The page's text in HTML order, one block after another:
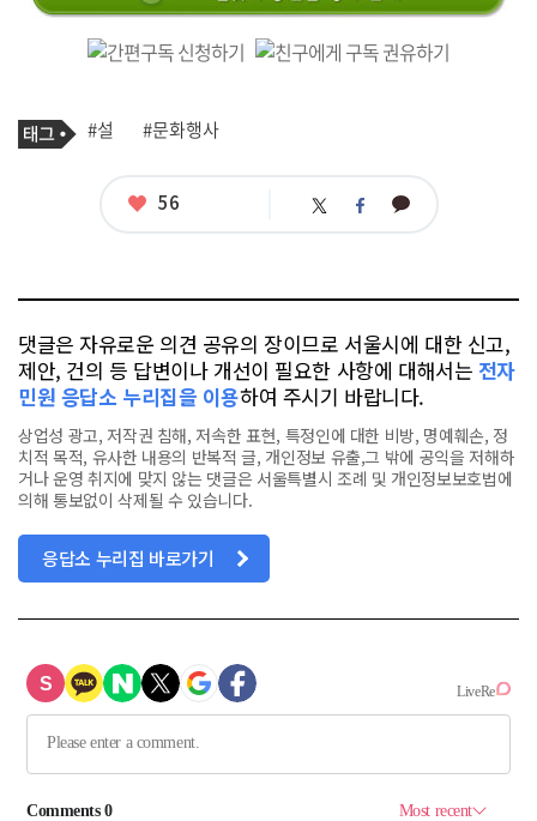
기
사
태
그
#설 #문화행사
좋
56 트 페 카
댓글은 자유로운 의견 공유의 장이므로 서울시에 대한 신고,
제안, 건의 등 답변이나 개선이 필요한 사항에 대해서는 전자
민원 응답소 누리집을 이용하여 주시기 바랍니다.
상업성 광고, 저작권 침해, 저속한 표현, 특정인에 대한 비방, 명예훼손, 정
치적 목적, 유사한 내용의 반복적 글, 개인정보 유출,그 밖에 공익을 저해하
거나 운영 취지에 맞지 않는 댓글은 서울특별시 조례 및 개인정보보호법에
의해 통보없이 삭제될 수 있습니다.
응답소 누리집 바로가기